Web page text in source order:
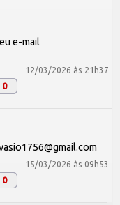
e-mail
12/03/2026 às 21h37
0
15/03/2026 às 09h53
0